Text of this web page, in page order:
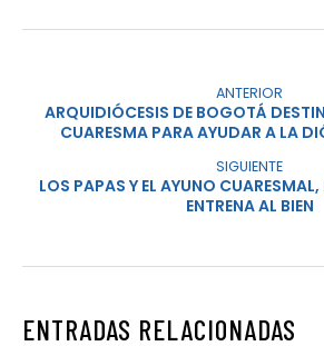
ANTERIOR
ARQUIDIÓCESIS DE BOGOTÁ
CUARESMA PARA AYUDAR A LA
SIGUIENTE
LOS PAPAS Y EL AYUNO
ENTRENA AL BIEN
ENTRADAS RELACIONADAS